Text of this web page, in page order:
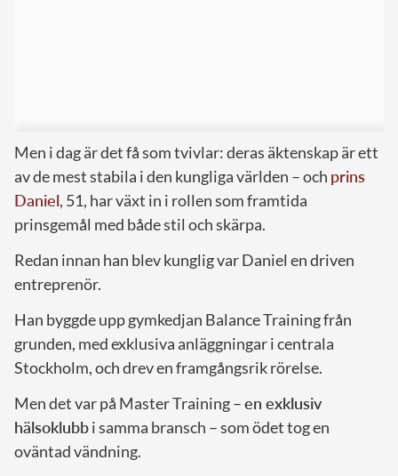
Men i dag är det få som tvivlar: deras äktenskap är ett
av de mest stabila i den kungliga världen – och prins
Daniel, 51, har växt in i rollen som framtida
prinsgemål med både stil och skärpa.
Redan innan han blev kunglig var Daniel en driven
entreprenör.
Han byggde upp gymkedjan Balance Training från
grunden, med exklusiva anläggningar i centrala
Stockholm, och drev en framgångsrik rörelse.
Men det var på Master Training –en exklusiv
hälsoklubbi samma bransch – som ödet tog en
oväntad vändning.